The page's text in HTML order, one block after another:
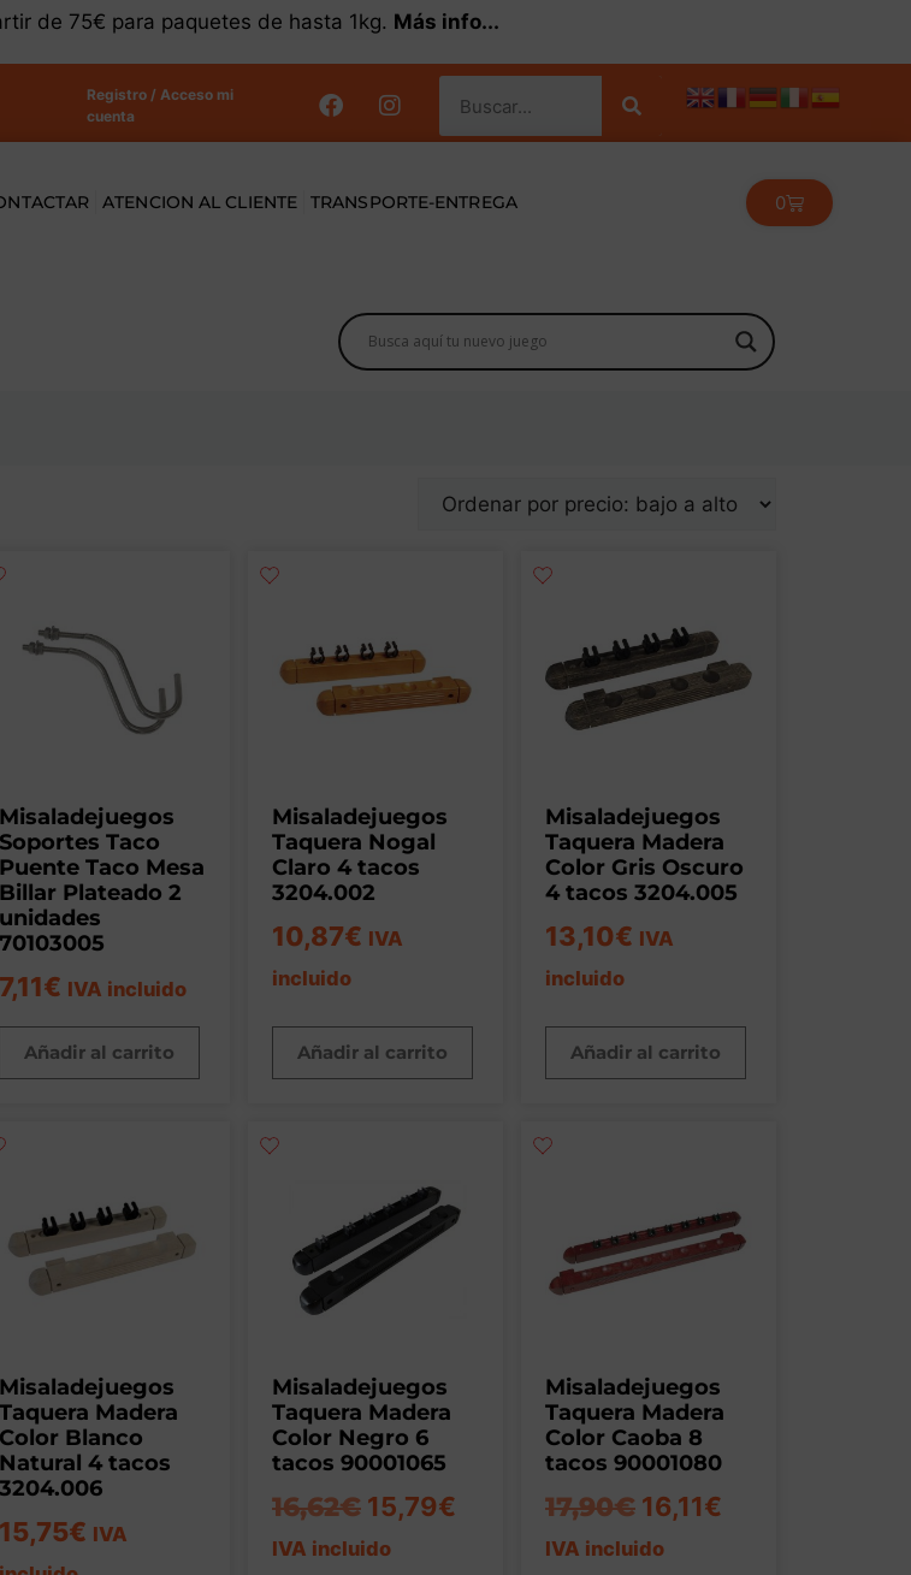
de 75€ para paquetes de hasta 1kg. Más info...
Registro / Acceso mi
cuenta
ATENCION AL CLIENTE TRANSPORTE-ENTREGA 0
Misaladejuegos
Soportes Taco
Puente Taco Mesa
Billar Plateado 2
unidades
70103005
7,11€ IVA incluido
Añadir al carrito
Misaladejuegos
Taquera Nogal
Claro 4 tacos
3204.002
10,87€ IVA
incluido
Añadir al carrito
Misaladejuegos
Taquera Madera
Color Gris Oscuro
4 tacos 3204.005
13,10€ IVA
incluido
Añadir al carrito
Misaladejuegos
Taquera Madera
Color Blanco
Natural 4 tacos
3204.006
15,75€ IVA
Misaladejuegos
Taquera Madera
Color Negro 6
tacos 90001065
16,62€ 15,79€
IVA incluido
Misaladejuegos
Taquera Madera
Color Caoba 8
tacos 90001080
17,90€ 16,11€
IVA incluido